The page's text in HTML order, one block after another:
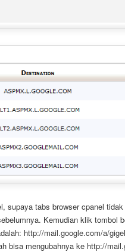
supaya tabs browser cpanel
Kemudian klik tombol
http://mail.google.com/a/
bisa mengubahnya ke http://